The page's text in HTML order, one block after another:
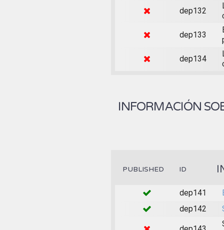
dep132
dep133
dep134
INFORMACIÓN
PUBLISHED ID
dep141
dep142